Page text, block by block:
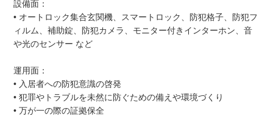
設備面：
• オートロック集合玄関機、スマートロック、防犯格子、防犯フ
ィルム、補助錠、防犯カメラ、モニター付きインターホン、音
や光のセンサー など
運用面：
• 入居者への防犯意識の啓発
• 犯罪やトラブルを未然に防ぐための備えや環境づくり
• 万が一の際の証拠保全